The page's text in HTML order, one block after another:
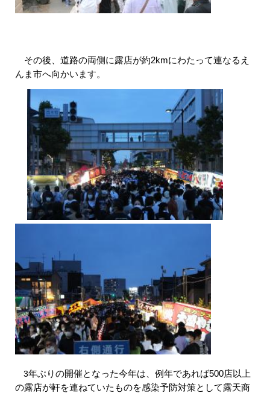
その後、道路の両側に露店が約2kmにわたって連なるえ
んま市へ向かいます。
3年ぶりの開催となった今年は、例年であれば500店以上
の露店が軒を連ねていたものを感染予防対策として露天商